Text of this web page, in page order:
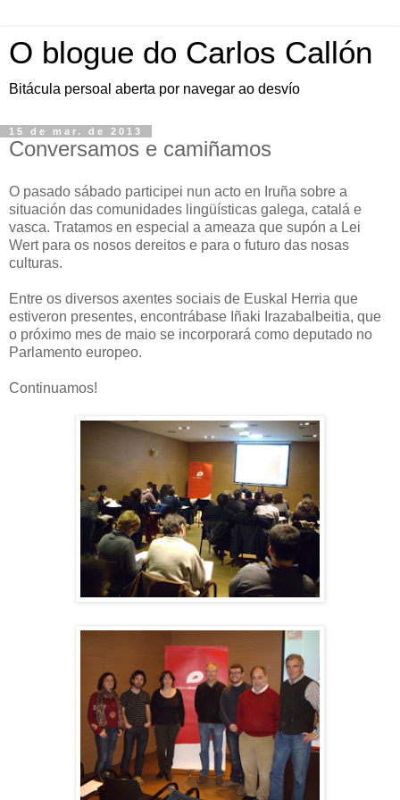
O blogue do Carlos Callón
Bitácula persoal aberta por navegar ao desvío
15 de mar. de 2013
Conversamos e camiñamos
O pasado sábado participei nun acto en Iruña sobre a
situación das comunidades lingüísticas galega, catalá e
vasca. Tratamos en especial a ameaza que supón a Lei
Wert para os nosos dereitos e para o futuro das nosas
culturas.
Entre os diversos axentes sociais de Euskal Herria que
estiveron presentes, encontrábase Iñaki Irazabalbeitia, que
o próximo mes de maio se incorporará como deputado no
Parlamento europeo.
Continuamos!